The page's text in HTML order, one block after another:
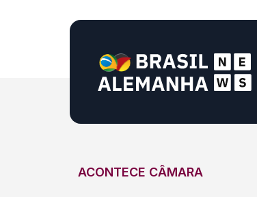
ACONTECE CÂMARA